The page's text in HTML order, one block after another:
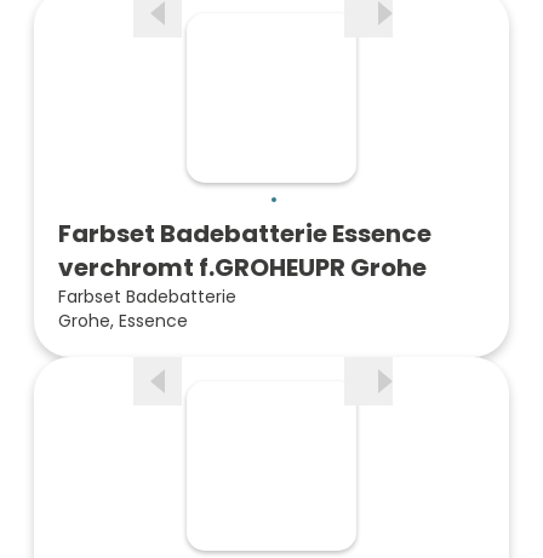
Farbset Badebatterie Essence
verchromt f.GROHEUPR Grohe
Farbset Badebatterie
Grohe, Essence